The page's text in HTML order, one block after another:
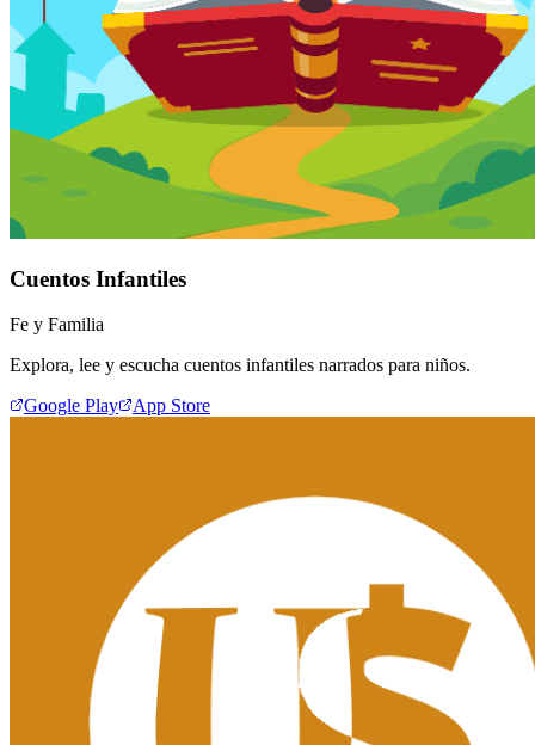
Cuentos Infantiles
Fe y Familia
Explora, lee y escucha cuentos infantiles narrados para niños.
Google Play
App Store